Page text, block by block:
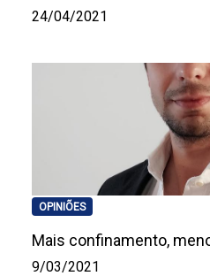
24/04/2021
OPINIÕES
Mais confinamento,
9/03/2021